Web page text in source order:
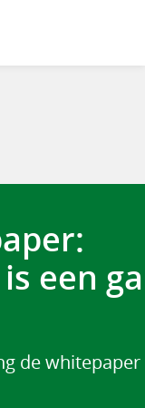
een
de whitepaper